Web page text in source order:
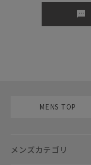
sms
MENS TOP
メンズカテゴリ